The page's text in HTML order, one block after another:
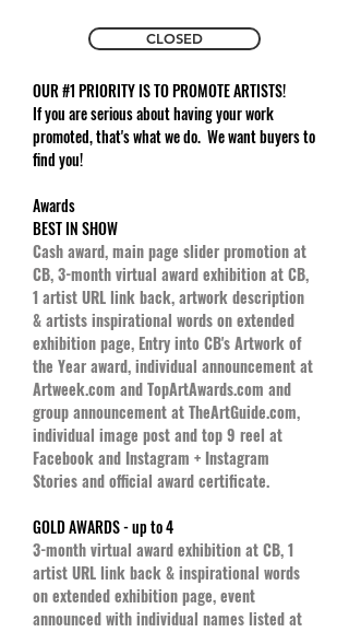
CLOSED
OUR #1 PRIORITY IS TO PROMOTE ARTISTS!
If you are serious about having your work
promoted, that's what we do. We want buyers to
find you!
Awards
BEST IN SHOW
Cash award, main page slider promotion at
CB, 3-month virtual award exhibition at CB,
1 artist URL link back, artwork description
& artists inspirational words on extended
exhibition page, Entry into CB's Artwork of
the Year award, individual announcement at
Artweek.com and TopArtAwards.com and
group announcement at TheArtGuide.com,
individual image post and top 9 reel at
Facebook and Instagram + Instagram
Stories and official award certificate.
GOLD AWARDS - up to 4
3-month virtual award exhibition at CB, 1
artist URL link back & inspirational words
on extended exhibition page, event
announced with individual names listed at